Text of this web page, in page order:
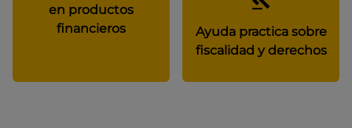
en productos
financieros
Ayuda practica sobre
fiscalidad y derechos